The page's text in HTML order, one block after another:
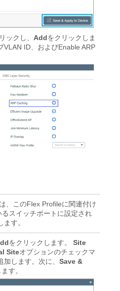
ックし、 Addをクリックしま
ID、およびEnable ARP
、このFlex Profileに関連付け
スイッチポートに設定され
す。
をクリックします。
Site
Siteオプションのチェックマ
します。次に、 Save &
す。